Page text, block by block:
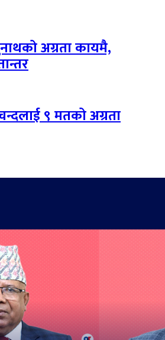
अग्रता कायमै,
९ मतको अग्रता